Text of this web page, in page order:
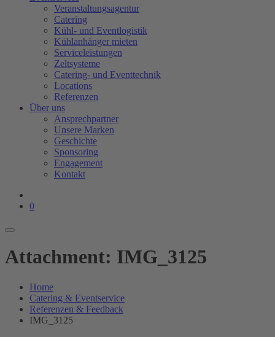
Veranstaltungsagentur
Catering
Kühl- und Eventlogistik
Kühlanhänger mieten
Serviceleistungen
Zeltsysteme
Catering- und Eventtechnik
Locations
Referenzen
Über uns
Ansprechpartner
Unsere Marken
Geschichte
Sponsoring
Engagement
Kontakt
0
Attachment: IMG_3125
Home
Catering & Eventservice
Referenzen & Feedback
IMG_3125